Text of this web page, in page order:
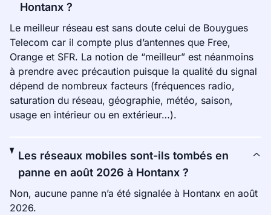
Hontanx ?
Le meilleur réseau est sans doute celui de Bouygues
Telecom car il compte plus d’antennes que Free,
Orange et SFR. La notion de “meilleur” est néanmoins
à prendre avec précaution puisque la qualité du signal
dépend de nombreux facteurs (fréquences radio,
saturation du réseau, géographie, météo, saison,
usage en intérieur ou en extérieur…).
Les réseaux mobiles sont-ils tombés en
panne en août 2026 à Hontanx ?
Non, aucune panne n’a été signalée à Hontanx en août
2026.